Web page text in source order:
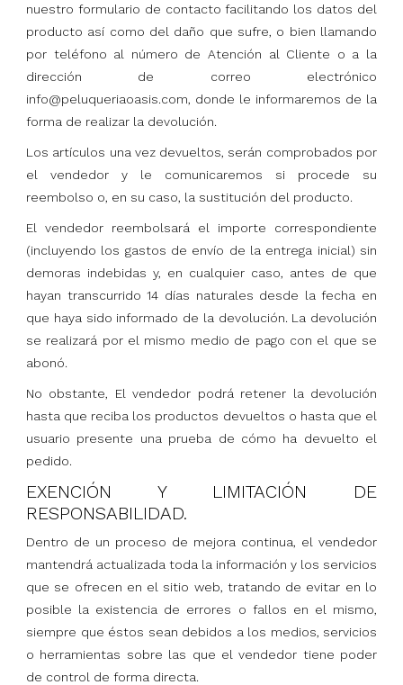
nuestro formulario de contacto facilitando los datos del
producto así como del daño que sufre, o bien llamando
por teléfono al número de Atención al Cliente o a la
dirección de correo electrónico
info@peluqueriaoasis.com, donde le informaremos de la
forma de realizar la devolución.
Los artículos una vez devueltos, serán comprobados por
el vendedor y le comunicaremos si procede su
reembolso o, en su caso, la sustitución del producto.
El vendedor reembolsará el importe correspondiente
(incluyendo los gastos de envío de la entrega inicial) sin
demoras indebidas y, en cualquier caso, antes de que
hayan transcurrido 14 días naturales desde la fecha en
que haya sido informado de la devolución. La devolución
se realizará por el mismo medio de pago con el que se
abonó.
No obstante, El vendedor podrá retener la devolución
hasta que reciba los productos devueltos o hasta que el
usuario presente una prueba de cómo ha devuelto el
pedido.
EXENCIÓN Y LIMITACIÓN DE
RESPONSABILIDAD.
Dentro de un proceso de mejora continua, el vendedor
mantendrá actualizada toda la información y los servicios
que se ofrecen en el sitio web, tratando de evitar en lo
posible la existencia de errores o fallos en el mismo,
siempre que éstos sean debidos a los medios, servicios
o herramientas sobre las que el vendedor tiene poder
de control de forma directa.